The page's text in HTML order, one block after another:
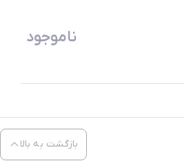
ناموجود
بازگشت به بالا